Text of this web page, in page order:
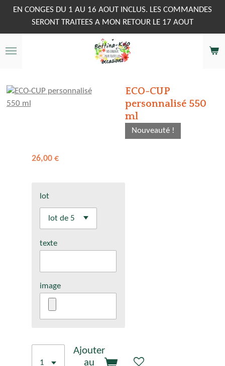
Passer
contenu
principal
EN CONGES DU 1 AU 16 AOUT INCLUS. LES COMMANDES
SERONT TRAITEES A MON RETOUR LE 17 AOUT
ECO-CUP
personnalisé 550
ml
Nouveauté !
26,00 €
lot
texte
image
Ajouter
au